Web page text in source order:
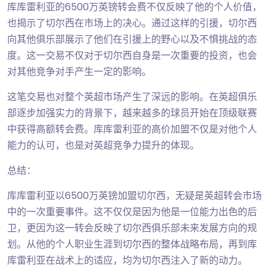
库库雷利亚的6500万英镑转会费不仅反映了他的个人价值，
也揭示了切尔西在市场上的决心。通过这样的引援，切尔西
向其他俱乐部展示了他们在引援上的野心以及不惧挑战的态
度。这一交易不仅对于切尔西自身是一次重要的投资，也会
对其他竞争对手产生一定的影响。
这笔交易也对整个英超市场产生了深远的影响。在英超俱乐
部逐步加强实力的背景下，越来越多的球员开始在顶级联赛
中获得高额转会费。库库雷利亚的高价加盟不仅是对他个人
能力的认可，也是对英超竞争力提升的体现。
总结：
库库雷利亚以6500万英镑加盟切尔西，无疑是英超转会市场
中的一次重要事件。这不仅仅是因为他是一位能力出色的后
卫，更因为这一转会反映了切尔西俱乐部未来发展方向的规
划。从他的个人职业生涯到切尔西的整体战略布局，再到库
库雷利亚在战术上的适应，均为切尔西注入了新的动力。